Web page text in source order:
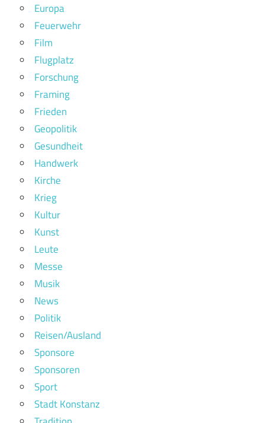
Europa
Feuerwehr
Film
Flugplatz
Forschung
Framing
Frieden
Geopolitik
Gesundheit
Handwerk
Kirche
Krieg
Kultur
Kunst
Leute
Messe
Musik
News
Politik
Reisen/Ausland
Sponsore
Sponsoren
Sport
Stadt Konstanz